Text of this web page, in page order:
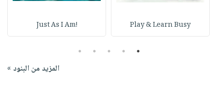
Play & Learn Busy
!Just As I Am
1
2
3
4
5
المزيد من البنود »